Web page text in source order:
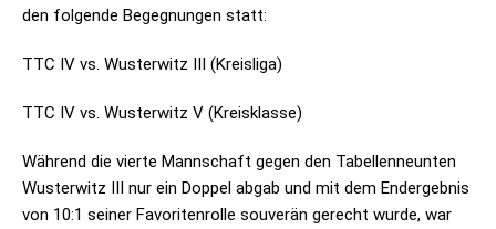
den fol­gende Begeg­nun­gen statt:
TTC IV vs. Wus­ter­witz III (Kreis­liga)
TTC IV vs. Wus­ter­witz V (Kreis­klasse)
Wäh­rend die vierte Mann­schaft gegen den Tabel­len­neun­ten
Wus­ter­witz III nur ein Dop­pel abgab und mit dem End­ergeb­nis
von 10:1 sei­ner Favo­ri­ten­rolle sou­ve­rän gerecht wurde, war